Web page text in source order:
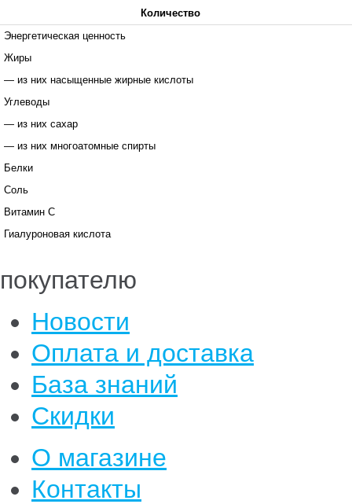
Количество
Энергетическая ценность
Жиры
— из них насыщенные жирные кислоты
Углеводы
— из них сахар
— из них многоатомные спирты
Белки
Соль
Витамин C
Гиалуроновая кислота
покупателю
Новости
Оплата и доставка
База знаний
Скидки
О магазине
Контакты